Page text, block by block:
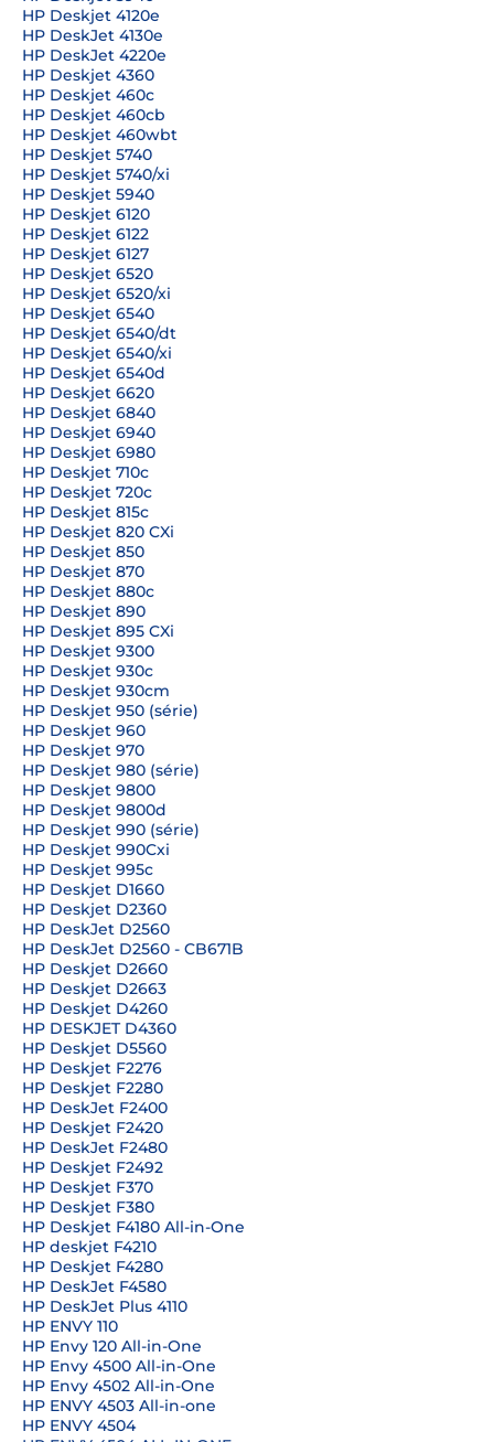
HP Deskjet 4120e
HP DeskJet 4130e
HP DeskJet 4220e
HP Deskjet 4360
HP Deskjet 460c
HP Deskjet 460cb
HP Deskjet 460wbt
HP Deskjet 5740
HP Deskjet 5740/xi
HP Deskjet 5940
HP Deskjet 6120
HP Deskjet 6122
HP Deskjet 6127
HP Deskjet 6520
HP Deskjet 6520/xi
HP Deskjet 6540
HP Deskjet 6540/dt
HP Deskjet 6540/xi
HP Deskjet 6540d
HP Deskjet 6620
HP Deskjet 6840
HP Deskjet 6940
HP Deskjet 6980
HP Deskjet 710c
HP Deskjet 720c
HP Deskjet 815c
HP Deskjet 820 CXi
HP Deskjet 850
HP Deskjet 870
HP Deskjet 880c
HP Deskjet 890
HP Deskjet 895 CXi
HP Deskjet 9300
HP Deskjet 930c
HP Deskjet 930cm
HP Deskjet 950 (série)
HP Deskjet 960
HP Deskjet 970
HP Deskjet 980 (série)
HP Deskjet 9800
HP Deskjet 9800d
HP Deskjet 990 (série)
HP Deskjet 990Cxi
HP Deskjet 995c
HP Deskjet D1660
HP Deskjet D2360
HP DeskJet D2560
HP DeskJet D2560 - CB671B
HP Deskjet D2660
HP Deskjet D2663
HP Deskjet D4260
HP DESKJET D4360
HP Deskjet D5560
HP Deskjet F2276
HP Deskjet F2280
HP DeskJet F2400
HP Deskjet F2420
HP DeskJet F2480
HP Deskjet F2492
HP Deskjet F370
HP Deskjet F380
HP Deskjet F4180 All-in-One
HP deskjet F4210
HP Deskjet F4280
HP DeskJet F4580
HP DeskJet Plus 4110
HP ENVY 110
HP Envy 120 All-in-One
HP Envy 4500 All-in-One
HP Envy 4502 All-in-One
HP ENVY 4503 All-in-one
HP ENVY 4504